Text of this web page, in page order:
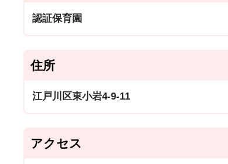
認証保育園
住所
江戸川区東小岩4-9-11
アクセス